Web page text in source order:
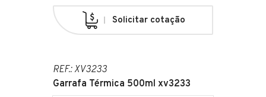
Solicitar cotação
REF.: XV3233
Garrafa Térmica 500ml xv3233